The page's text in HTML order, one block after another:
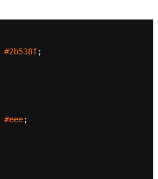
#2b538f;
#eee;